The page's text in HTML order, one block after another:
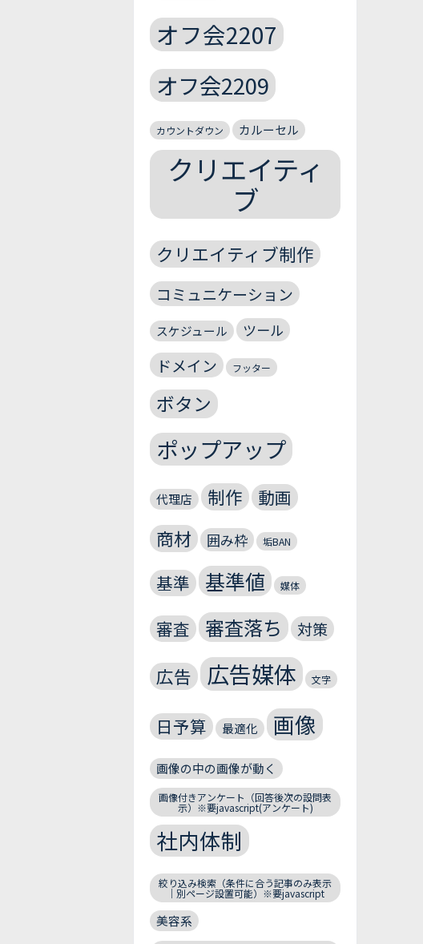
オフ会2207
オフ会2209
カウントダウン カルーセル
クリエイティ
ブ
クリエイティブ制作
コミュニケーション
スケジュール ツール
ドメイン フッター
ボタン
ポップアップ
代理店 制作 動画
商材 囲み枠 垢BAN
基準 基準値 媒体
審査 審査落ち 対策
広告 広告媒体 文字
日予算 最適化 画像
画像の中の画像が動く
画像付きアンケート（回答後次の設問表
示）※要javascript(アンケート)
社内体制
絞り込み検索（条件に合う記事のみ表示
｜別ページ設置可能）※要javascript
美容系